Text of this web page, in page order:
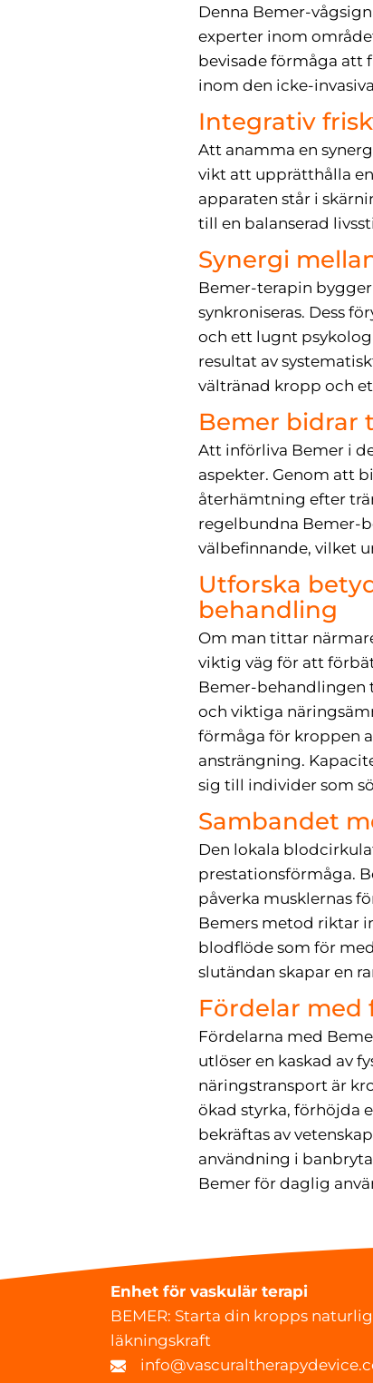
Denna Bemer-
experter inom
bevisade förmåga att
inom den icke-
Integrativ
Att anamma en
vikt att upprätthålla
apparaten står i
till en balanserad
Synergi
Bemer-terapin
synkroniseras. Dess
och ett lugnt
resultat av
vältränad kropp och
Bemer bidrar
Att införliva Bemer i
aspekter. Genom att
återhämtning efter
regelbundna Bemer-
välbefinnande, vilket
Utforska
behandling
Om man tittar
viktig väg för att
Bemer-behandlingen
och viktiga
förmåga för kroppen
ansträngning.
sig till individer som
Sambandet
Den lokala
prestationsförmåga.
påverka musklernas
Bemers metod riktar
blodflöde som för
slutändan skapar en
Fördelar
Fördelarna med
utlöser en kaskad av
näringstransport är
ökad styrka, förhöjda
bekräftas av
användning i
Bemer för daglig
Enhet för vaskulär terapi
BEMER: Starta din kropps
läkningskraft